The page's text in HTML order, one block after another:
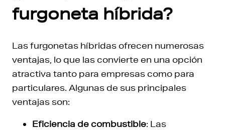
furgoneta híbrida?
Las furgonetas híbridas ofrecen numerosas
ventajas, lo que las convierte en una opción
atractiva tanto para empresas como para
particulares. Algunas de sus principales
ventajas son:
Eficiencia de combustible: Las